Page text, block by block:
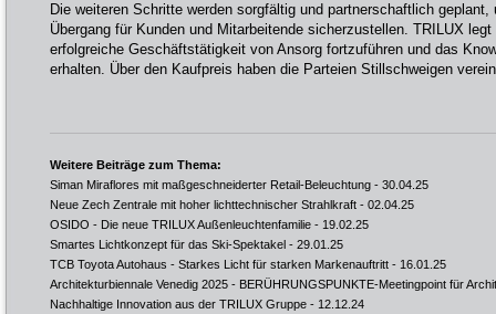
Die weiteren Schritte werden sorgfältig und partnerschaftlich geplant,
Übergang für Kunden und Mitarbeitende sicherzustellen. TRILUX
erfolgreiche Geschäftstätigkeit von Ansorg fortzuführen und das
erhalten. Über den Kaufpreis haben die Parteien Stillschweigen
Weitere Beiträge zum Thema:
Siman Miraflores mit maßgeschneiderter Retail-Beleuchtung - 30.04.25
Neue Zech Zentrale mit hoher lichttechnischer Strahlkraft - 02.04.25
OSIDO - Die neue TRILUX Außenleuchtenfamilie - 19.02.25
Smartes Lichtkonzept für das Ski-Spektakel - 29.01.25
TCB Toyota Autohaus - Starkes Licht für starken Markenauftritt - 16.01.25
Architekturbiennale Venedig 2025 - BERÜHRUNGSPUNKTE-Meetingpoint für
Nachhaltige Innovation aus der TRILUX Gruppe - 12.12.24